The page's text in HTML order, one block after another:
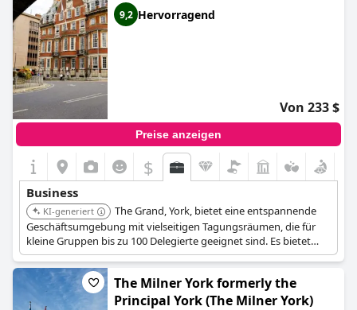
9,2 Hervorragend
Von 233 $
Preise anzeigen
$
Business
KI-generiert
The Grand, York, bietet eine entspannende
Geschäftsumgebung mit vielseitigen Tagungsräumen, die für
kleine Gruppen bis zu 100 Delegierte geeignet sind. Es bietet
helle und geräumige Pausenbereiche, Fünf-Sterne-
Einrichtungen, exquisite Speisen- und Getränkeoptionen sowie
ein engagiertes Veranstaltungsteam, um einen reibungslosen
Ablauf der Meetings zu gewährleisten.
The Milner York formerly the
Principal York (The Milner York)